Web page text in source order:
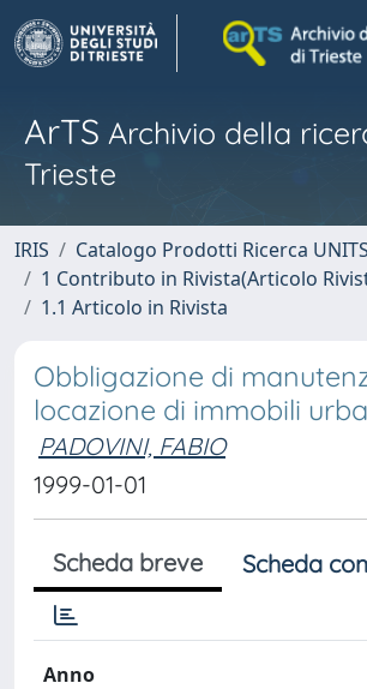
ArTS Archivio della
Trieste
IRIS
Catalogo Prodotti Ricerca UNITS
1 Contributo in Rivista(Articolo
1.1 Articolo in Rivista
Obbligazione di
locazione di immobili
PADOVINI, FABIO
1999-01-01
Scheda breve Scheda
Anno